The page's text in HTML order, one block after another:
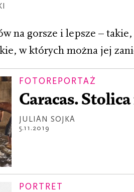
na gorsze i lepsze –
w których można jej
FOTOREPORTAŻ
Caracas.
JULIAN SOJKA
5.11.2019
PORTRET